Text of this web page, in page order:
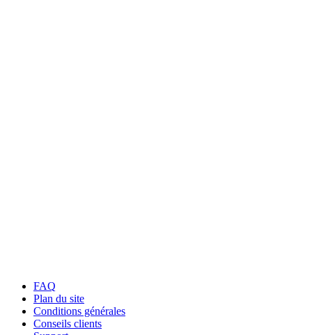
FAQ
Plan du site
Conditions générales
Conseils clients